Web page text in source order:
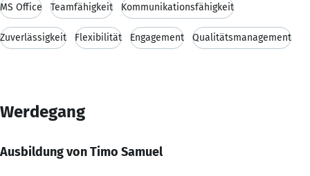
MS Office Teamfähigkeit Kommunikationsfähigkeit
Zuverlässigkeit Flexibilität Engagement Qualitätsmanagement
Werdegang
Ausbildung von Timo Samuel